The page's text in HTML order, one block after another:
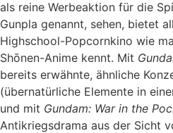
als reine Werbeaktion für die
Gunpla genannt, sehen, bietet
Highschool-Popcornkino wie
Shōnen-Anime kennt. Mit
bereits erwähnte, ähnliche
(übernatürliche Elemente in
und mit Gundam: War in the
Antikriegsdrama aus der Sicht